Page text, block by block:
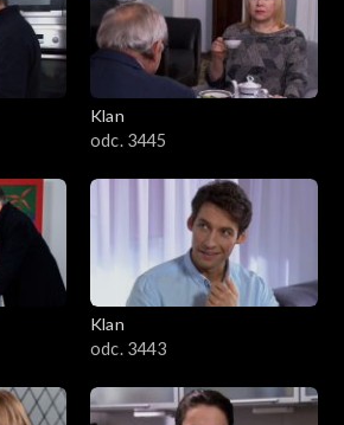
Klan
odc. 3445
Klan
odc. 3443